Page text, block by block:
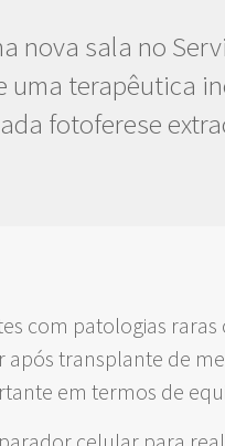
nova sala no
uma terapêutica
fotoferese
com patologias
transplante de
em termos de